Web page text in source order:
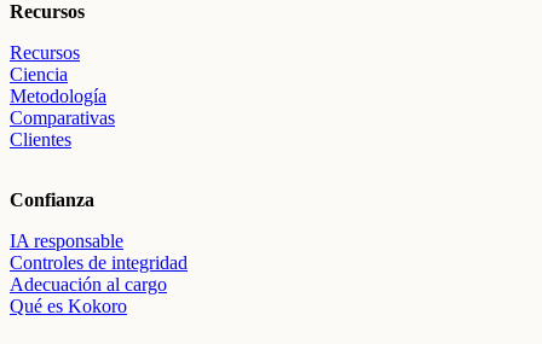
Recursos
Recursos
Ciencia
Metodología
Comparativas
Clientes
Confianza
IA responsable
Controles de integridad
Adecuación al cargo
Qué es Kokoro